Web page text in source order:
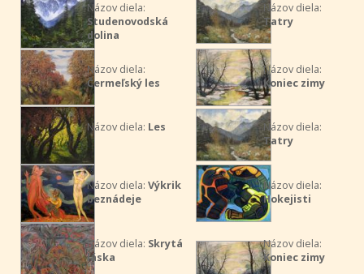
Názov diela:
Studenovodská
dolina
Názov diela:
Tatry
Názov diela:
Čermeľský les
Názov diela:
Koniec zimy
Názov diela: Les
Názov diela:
Tatry
Názov diela: Výkrik
beznádeje
Názov diela:
Hokejisti
Názov diela: Skrytá
láska
Názov diela:
Koniec zimy